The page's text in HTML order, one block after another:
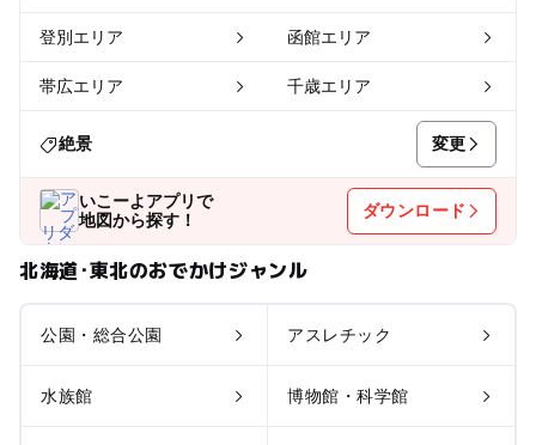
登別エリア 函館エリア
帯広エリア 千歳エリア
絶景 変更
いこーよアプリで
地図から探す！
ダウンロード
北海道･東北のおでかけジャンル
公園・総合公園 アスレチック
水族館 博物館・科学館